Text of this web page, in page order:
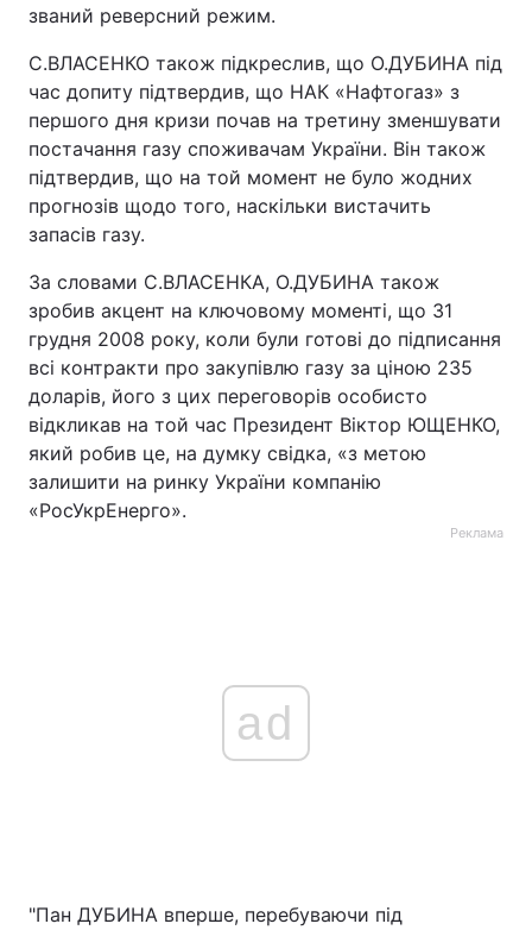
званий реверсний режим.
С.ВЛАСЕНКО також підкреслив, що О.ДУБИНА під
час допиту підтвердив, що НАК «Нафтогаз» з
першого дня кризи почав на третину зменшувати
постачання газу споживачам України. Він також
підтвердив, що на той момент не було жодних
прогнозів щодо того, наскільки вистачить
запасів газу.
За словами С.ВЛАСЕНКА, О.ДУБИНА також
зробив акцент на ключовому моменті, що 31
грудня 2008 року, коли були готові до підписання
всі контракти про закупівлю газу за ціною 235
доларів, його з цих переговорів особисто
відкликав на той час Президент Віктор ЮЩЕНКО,
який робив це, на думку свідка, «з метою
залишити на ринку України компанію
«РосУкрЕнерго».
Реклама
ad
"Пан ДУБИНА вперше, перебуваючи під